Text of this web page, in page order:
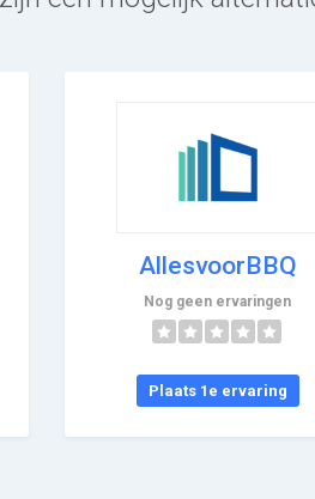
AllesvoorBBQ
Nog geen ervaringen
Plaats 1e ervaring